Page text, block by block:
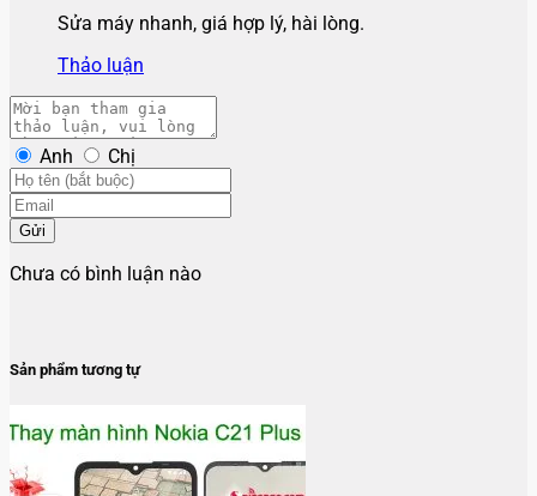
Sửa máy nhanh, giá hợp lý, hài lòng.
Thảo luận
Anh Chị
Gửi
Chưa có bình luận nào
Sản phẩm tương tự